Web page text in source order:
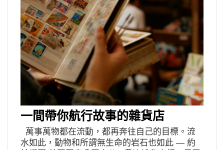
一場閱讀的旅行，透過主題，觀察那個年代的服
裝、瞭解原著或是電影，感受畫面的色調，拼湊
具象或抽象的物件，再把靈感變成衣服。當我以
為這樣已經足夠展現骨子裡的浪漫性格了，她才
和我分享藏在心中的理想：是在歐洲的小山坡開
一間手工小店，那裡不分季節、年代，是能夠被
記得很久的地方，我腦中浮現所有曾經看過的動
畫，最後時常有一幕長鏡頭 ── 你不會知道主角
接下來的生活，但卻提供了無限想像 …… 現在
肥臉打開的故事，只短暫停留在夏天，讓她花點
時間，繼續用服裝往下撰寫。 圖／Cinder
Umbrella Cinder Umbrella 取自 Cinderella 的
諧音，以童話故事作為出發點，cinder 代表魔法
在花器裡的方式，同時更要保持枝葉耐人尋味的
姿態，這也刺激了她，往後對於製作器皿擁有不
同視角的考量點。而經典的「青蛙」系列，顯見
她投注在品牌裡的心境，因為無以名狀的喜歡青
蛙，所以做出種種相呼應的作品，直觀地感受愉
快及放鬆的情緒，也正是吸引許多客人帶走作品
的因素，這又再次印證她認為陶土誠實的特質。
面對各種身分的切換，Kuku 總是抱著互相學習的
態度，工作即生活的她，從日常裡吸收養分，今
天能是老師，明天也可以是學生，甚至與志同道
合的新朋友談起自己經營工作室的經驗，這種同
等交流的狀態，讓她更清楚知道，Kuwado 是注
重「分享」的品牌，同時催生更多有趣的事情發
試的每一步，揉雜穿引成對生活的回應。 起初升
學時一心嚮往服裝設計，意念上是美好甚至有點
酷酷的。只因幫媽媽做訂製服的設計師建議她從
布料開始認識，進而進入輔大織品系。在大三的
項目分組後認定接下來對針織發展的決心，爾後
進入皇家藝術學院，以針織女裝完成學業，並在
倫敦時裝週發表系列服裝。從一根紗線變成一塊
布料的過程，在織造中她找到神馳的樂趣。 不過
在針織世界看似怡然自得的她說道，自己從小過
動、容易失去耐心，搭配心急的性格，使她開始
接觸織布這件事時不斷與自己打架，耐不住性子
的她並反覆嘗盡編織的叛逆。透過 2019 年發表
的「A Therapeutic Space」系列，她告訴我，過
去的她總想征服「織布」這件事，但不知不覺
一間帶你航行故事的雜貨店
萬事萬物都在流動，都再奔往自己的目標。流
水如此，動物和所謂無生命的岩石也如此 — 約